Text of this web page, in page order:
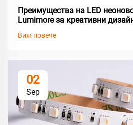
Преимущества на LED
Lumimore за креативни
Виж повече
02
Sep